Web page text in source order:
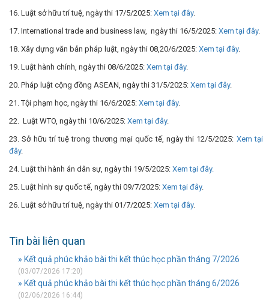
16. Luật sở hữu trí tuệ, ngày thi 17/5/2025: Xem tại đây.
17. International trade and business law, ngày thi 16/5/2025: Xem tại đây.
18. Xây dựng văn bản pháp luật, ngày thi 08,20/6/2025: Xem tại đây.
19. Luật hành chính, ngày thi 08/6/2025: Xem tại đây.
20. Pháp luật cộng đồng ASEAN, ngày thi 31/5/2025: Xem tại đây.
21. Tội phạm học, ngày thi 16/6/2025: Xem tại đây.
22. Luật WTO, ngày thi 10/6/2025: Xem tại đây.
23. Sở hữu trí tuệ trong thương mại quốc tế, ngày thi 12/5/2025: Xem tại
đây.
24. Luật thi hành án dân sự, ngày thi 19/5/2025: Xem tại đây.
25. Luật hình sự quốc tế, ngày thi 09/7/2025: Xem tại đây.
26. Luật sở hữu trí tuệ, ngày thi 01/7/2025: Xem tại đây.
Tin bài liên quan
» Kết quả phúc khảo bài thi kết thúc học phần tháng 7/2026
(03/07/2026 17:20)
» Kết quả phúc khảo bài thi kết thúc học phần tháng 6/2026
(02/06/2026 16:44)